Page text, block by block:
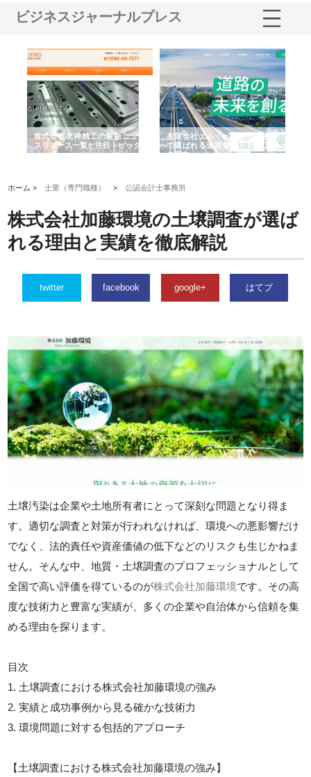
ビジネスジャーナルプレス
株式会社名神精工の最新ニュー
スリリース一覧と注目トピック
有限会社エム・ビルドが南多摩
で選ばれる道路舗装と土木工事
の実力
ホーム >士業（専門職種） >公認会計士事務所
株式会社加藤環境の土壌調査が選ば
れる理由と実績を徹底解説
twitter facebook google+ はてブ
土壌汚染は企業や土地所有者にとって深刻な問題となり得ま
す。適切な調査と対策が行われなければ、環境への悪影響だけ
でなく、法的責任や資産価値の低下などのリスクも生じかねま
せん。そんな中、地質・土壌調査のプロフェッショナルとして
全国で高い評価を得ているのが株式会社加藤環境です。その高
度な技術力と豊富な実績が、多くの企業や自治体から信頼を集
める理由を探ります。
目次
1. 土壌調査における株式会社加藤環境の強み
2. 実績と成功事例から見る確かな技術力
3. 環境問題に対する包括的アプローチ
【土壌調査における株式会社加藤環境の強み】